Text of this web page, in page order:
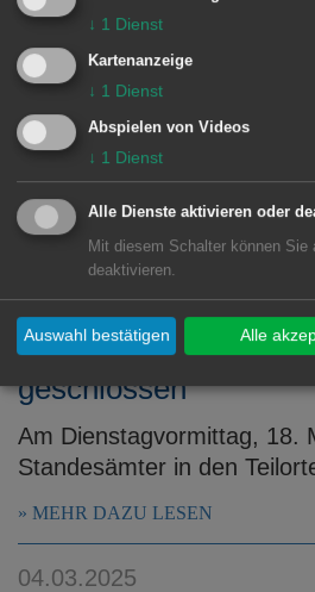
Aufgrund einer Fortbildung
Bürgeramt im Rathaus
und Standesämter der
Wasseralfingen und
Geschäftsstellen
Fachsenfeld, Hofen und
Dienstag, 1. April, ...
MEHR DAZU LESEN
14.03.2025
Standesämter in den
geschlossen
Am Dienstagvormittag, 18.
Standesämter in den
MEHR DAZU LESEN
04.03.2025
↓ 1 Dienst
Kartenanzeige
↓ 1 Dienst
Abspielen von Videos
↓ 1 Dienst
Alle Dienste aktivieren oder
Mit diesem Schalter können
deaktivieren.
Auswahl bestätigen Alle